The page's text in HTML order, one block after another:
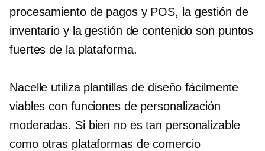
procesamiento de pagos y POS, la gestión de
inventario y la gestión de contenido son puntos
fuertes de la plataforma.
Nacelle utiliza plantillas de diseño fácilmente
viables con funciones de personalización
moderadas. Si bien no es tan personalizable
como otras plataformas de comercio